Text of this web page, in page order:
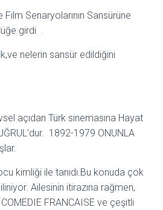
Film Senaryolarının Sansürüne
girdi .
nelerin sansür edildiğini
açıdan Türk sinemasına Hayat
1892-1979 ONUNLA
kimliği ile tanıdı.Bu konuda çok
Ailesinin itirazına rağmen,
FRANCAISE ve çeşitli